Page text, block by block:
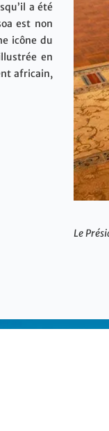
a été
est non
icône du
en
africain,
Le